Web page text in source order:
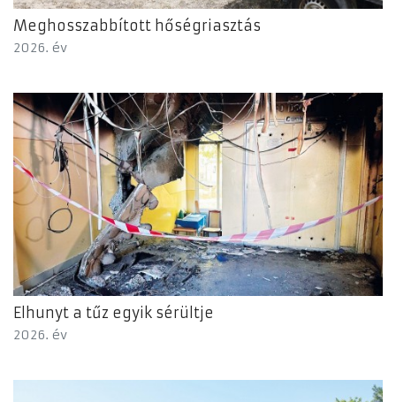
Meghosszabbított hőségriasztás
2026. év
Elhunyt a tűz egyik sérültje
2026. év